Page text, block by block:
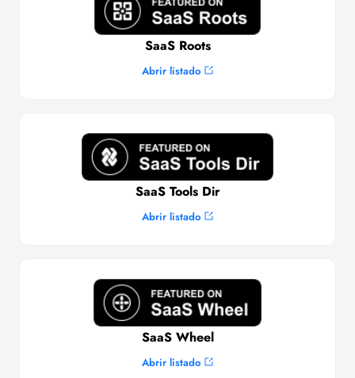
SaaS Roots
Abrir listado
SaaS Tools Dir
Abrir listado
SaaS Wheel
Abrir listado